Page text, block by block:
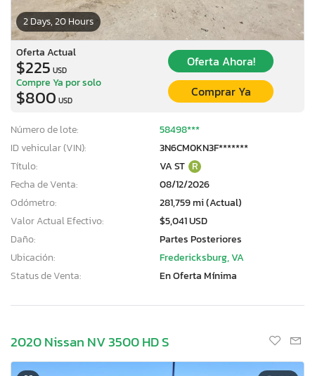
2 Days, 20 Hours
Oferta Actual
$225 USD
Oferta Ahora!
Compre Ya por solo
$800 USD
Comprar Ya
Número de lote:
58498***
ID vehicular (VIN):
3N6CM0KN3F*******
Título:
VA ST R
Fecha de Venta:
08/12/2026
Odómetro:
281,759 mi (Actual)
Valor Actual Efectivo:
$5,041 USD
Daño:
Partes Posteriores
Ubicación:
Fredericksburg, VA
Status de Venta:
En Oferta Mínima
2020 Nissan NV 3500 HD S